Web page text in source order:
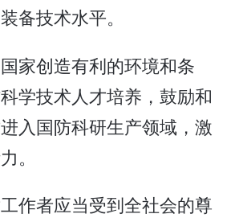
备技术水平。
家创造有利的环境和条
学技术人才培养，鼓励和
入国防科研生产领域，激
。
作者应当受到全社会的尊